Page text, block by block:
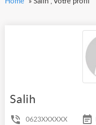
Salih
0623XXXXXX